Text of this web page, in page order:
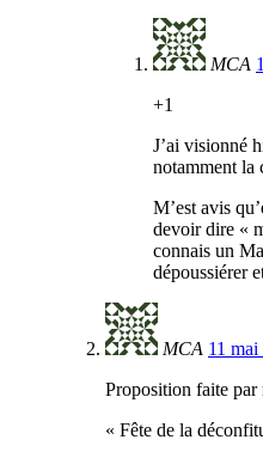
MCA
+1
J’ai visionné
notamment la
M’est avis
devoir dire «
connais un
dépoussiérer
MCA 11
Proposition faite par
« Fête de la